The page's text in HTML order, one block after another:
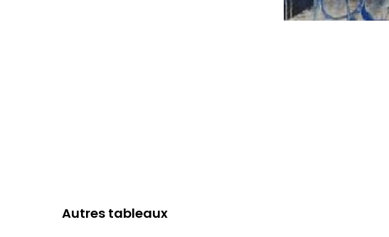
Autres tableaux